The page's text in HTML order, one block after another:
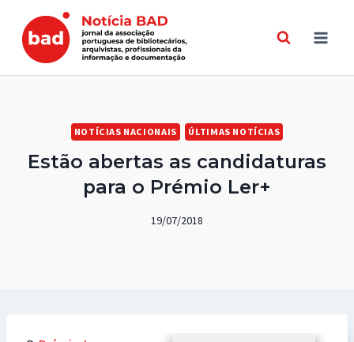
content
NOTÍCIAS NACIONAIS ÚLTIMAS NOTÍCIAS
Estão abertas as candidaturas
para o Prémio Ler+
19/07/2018